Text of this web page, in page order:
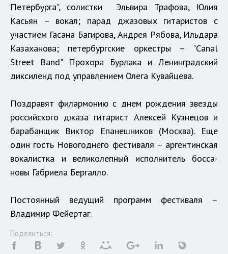
Петербурга", солистки Эльвира Трафова, Юлия
Касьян – вокал; парад джазовых гитаристов с
участием Гасана Багирова, Андрея Рябова, Ильдара
Казаханова; петербургские оркестры – "Canal
Street Band" Прохора Бурлака и Ленинградский
диксиленд под управлением Олега Кувайцева.
Поздравят филармонию с днем рождения звезды
российского джаза гитарист Алексей Кузнецов и
барабанщик Виктор Епанешников (Москва). Еще
один гость Новогоднего фестиваля – аргентинская
вокалистка и великолепный исполнитель босса-
новы Габриела Бергалло.
Постоянный ведущий программ фестиваля –
Владимир Фейертаг.
Поделиться: